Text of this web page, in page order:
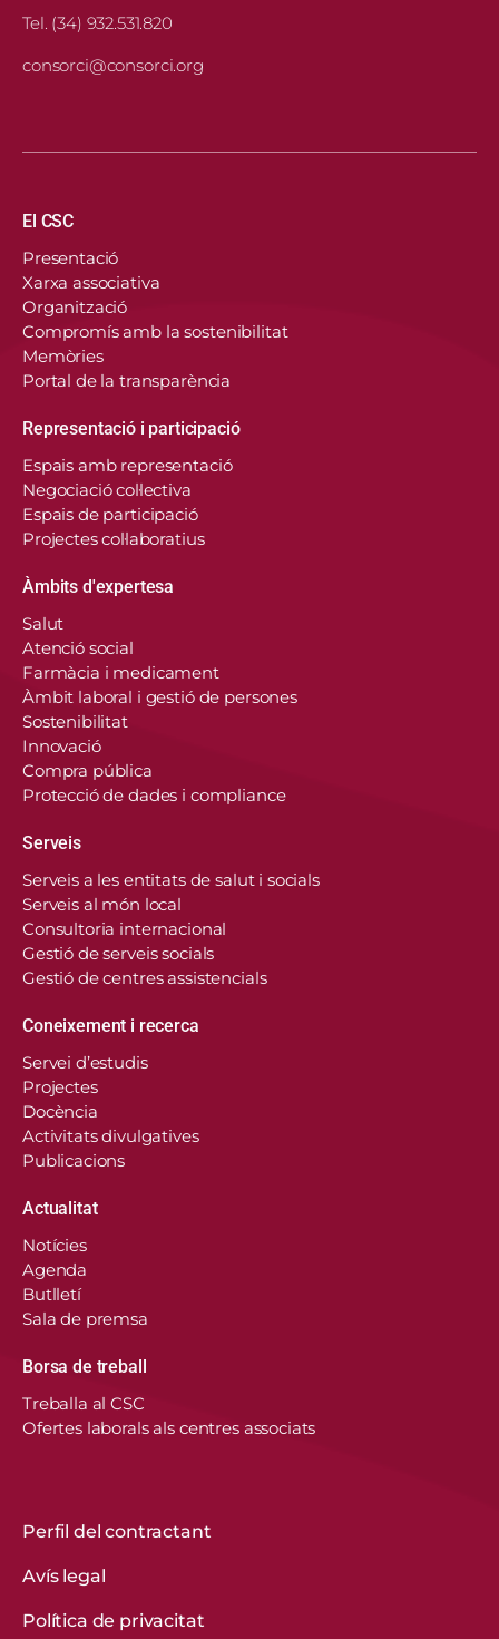
de Catalunya fa servir cookies pròpies i de
tercers per recordar les vostres preferències,
Obtenir més informació
Tel. (34) 932.531.820
consorci@consorci.org
Navegació principal
El CSC
Presentació
Xarxa associativa
Organització
Compromís amb la sostenibilitat
Memòries
Portal de la transparència
Representació i participació
Espais amb representació
Negociació col·lectiva
Espais de participació
Projectes col·laboratius
Àmbits d'expertesa
Salut
Atenció social
Farmàcia i medicament
Àmbit laboral i gestió de persones
Sostenibilitat
Innovació
Compra pública
Protecció de dades i compliance
Serveis
Serveis a les entitats de salut i socials
Serveis al món local
Consultoria internacional
Gestió de serveis socials
Gestió de centres assistencials
Coneixement i recerca
Servei d’estudis
Projectes
Docència
Activitats divulgatives
Publicacions
Actualitat
Notícies
Agenda
Butlletí
Sala de premsa
Borsa de treball
Treballa al CSC
Ofertes laborals als centres associats
Perfil del contractant
Avís legal
Política de privacitat